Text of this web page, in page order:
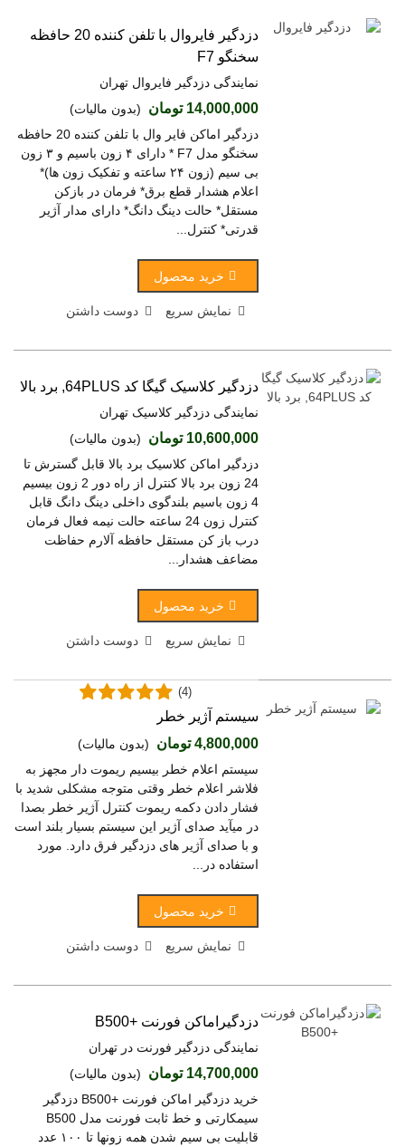
دزدگیر فایروال با تلفن کننده 20 حافظه
سخنگو F7
نمایندگی دزدگیر فایروال تهران
14,000,000 تومان
(بدون مالیات)
دزدگیر اماکن فایر وال با تلفن کننده 20 حافظه
سخنگو مدل F7 * دارای ۴ زون باسیم و ۳ زون
بی سیم (زون ۲۴ ساعته و تفکیک زون ها)*
اعلام هشدار قطع برق* فرمان در بازکن
مستقل* حالت دینگ دانگ* دارای مدار آژیر
قدرتی* کنترل...
خرید محصول
نمایش سریع دوست داشتن
دزدگیر کلاسیک گیگا کد 64PLUS, برد بالا
نمایندگی دزدگیر کلاسیک تهران
10,600,000 تومان
(بدون مالیات)
دزدگیر اماکن کلاسیک برد بالا قابل گسترش تا
24 زون برد بالا کنترل از راه دور 2 زون بیسیم
4 زون باسیم بلندگوی داخلی دینگ دانگ قابل
کنترل زون 24 ساعته حالت نیمه فعال فرمان
درب باز کن مستقل حافظه آلارم حفاظت
مضاعف هشدار...
خرید محصول
نمایش سریع دوست داشتن
سیستم آژیر خطر
4,800,000 تومان
(بدون مالیات)
(4)
سیستم اعلام خطر بیسیم ریموت دار مجهز به
فلاشر اعلام خطر وقتی متوجه مشکلی شدید با
فشار دادن دکمه ریموت کنترل آژیر خطر بصدا
در میآید صدای آژیر این سیستم بسیار بلند است
و با صدای آژیر های دزدگیر فرق دارد. مورد
استفاده در...
خرید محصول
نمایش سریع دوست داشتن
دزدگیراماکن فورنت +B500
نمایندگی دزدگیر فورنت در تهران
14,700,000 تومان
(بدون مالیات)
خرید دزدگیر اماکن فورنت +B500 دزدگیر
سیمکارتی و خط ثابت فورنت مدل B500
قابلیت بی سیم شدن همه زونها تا ۱۰۰ عدد